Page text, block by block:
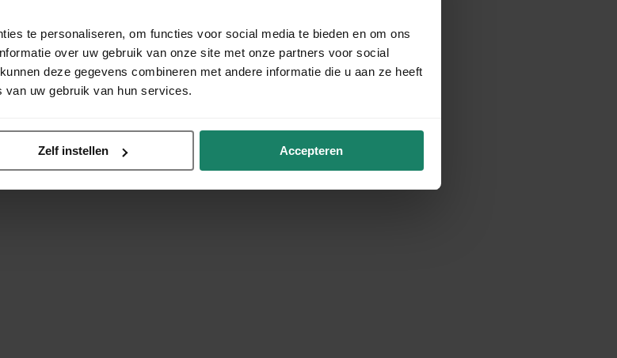
te personaliseren, om functies voor social media te bieden en om ons
over uw gebruik van onze site met onze partners voor social
deze gegevens combineren met andere informatie die u aan ze heeft
uw gebruik van hun services.
Zelf instellen Accepteren